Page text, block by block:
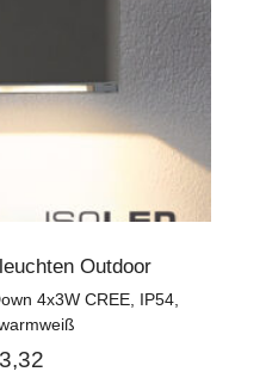
Outdoor
4x3W CREE, IP54,